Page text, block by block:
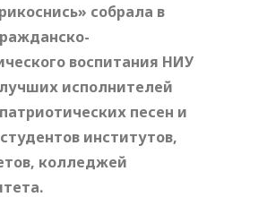
собрала в
воспитания НИУ
исполнителей
песен и
институтов,
колледжей